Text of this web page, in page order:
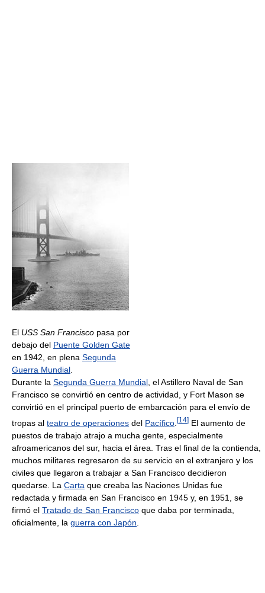
El USS San Francisco pasa por
debajo del Puente Golden Gate
en 1942, en plena Segunda
Guerra Mundial
Durante la Segunda Guerra Mundial , el Astillero Naval de San
Francisco se convirtió en centro de actividad, y Fort Mason se
convirtió en el principal puerto de embarcación para el envío de
tropas al teatro de operaciones del Pacífico [14] El aumento de
puestos de trabajo atrajo a mucha gente, especialmente
afroamericanos del sur, hacia el área. Tras el final de la contienda,
muchos militares regresaron de su servicio en el extranjero y los
civiles que llegaron a trabajar a San Francisco decidieron
quedarse. La Carta que creaba las Naciones Unidas fue
redactada y firmada en San Francisco en 1945 y, en 1951, se
firmó el Tratado de San Francisco que daba por terminada,
oficialmente, la guerra con Japón